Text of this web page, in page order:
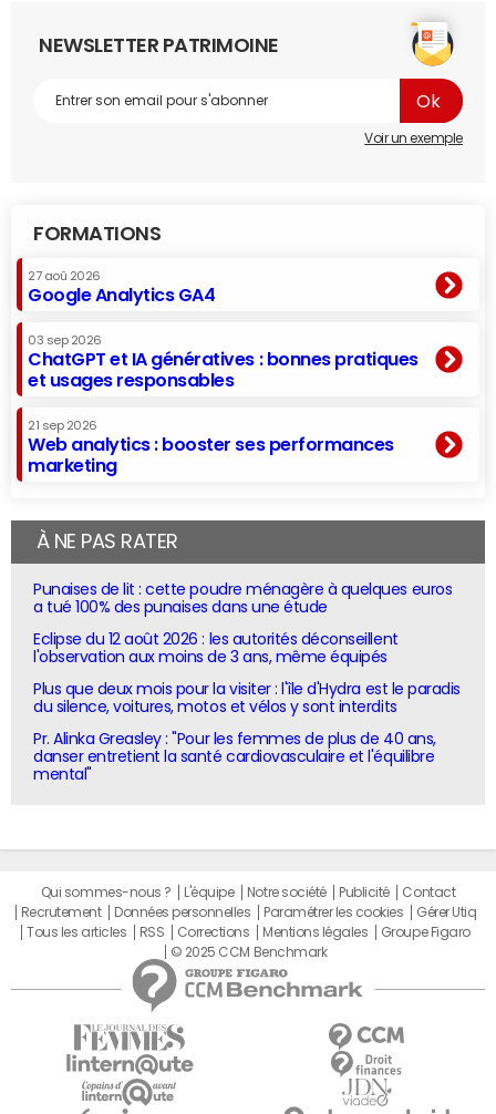
NEWSLETTER PATRIMOINE
Voir un exemple
FORMATIONS
27 aoû 2026
Google Analytics GA4
03 sep 2026
ChatGPT et IA génératives : bonnes pratiques
et usages responsables
21 sep 2026
Web analytics : booster ses performances
marketing
À NE PAS RATER
Punaises de lit : cette poudre ménagère à quelques euros
a tué 100% des punaises dans une étude
Eclipse du 12 août 2026 : les autorités déconseillent
l'observation aux moins de 3 ans, même équipés
Plus que deux mois pour la visiter : l'île d'Hydra est le paradis
du silence, voitures, motos et vélos y sont interdits
Pr. Alinka Greasley : "Pour les femmes de plus de 40 ans,
danser entretient la santé cardiovasculaire et l'équilibre
mental"
Qui sommes-nous ? L'équipe Notre société Publicité
Contact
Recrutement
Données personnelles Paramétrer les cookies
Gérer Utiq
Tous les articles
RSS Corrections Mentions légales
Groupe Figaro
© 2025 CCM Benchmark